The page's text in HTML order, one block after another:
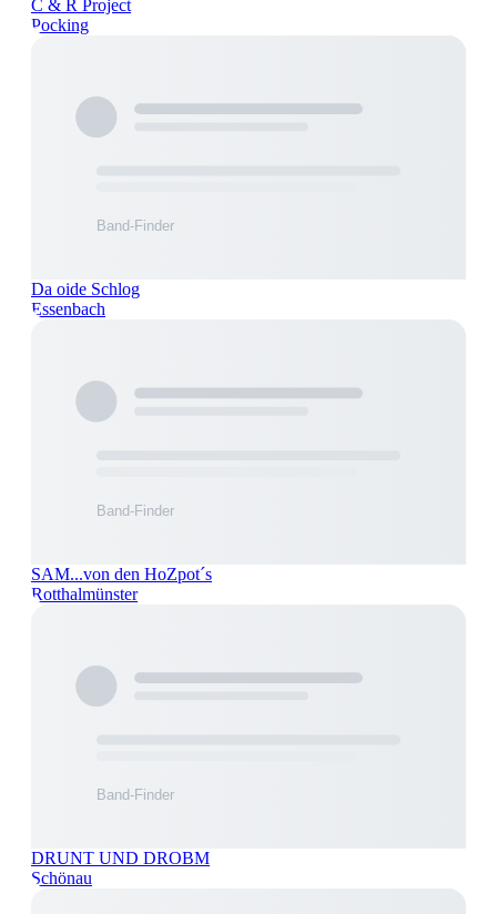
C & R Project
Pocking
Da oide Schlog
Essenbach
SAM...von den HoZpot´s
Rotthalmünster
DRUNT UND DROBM
Schönau